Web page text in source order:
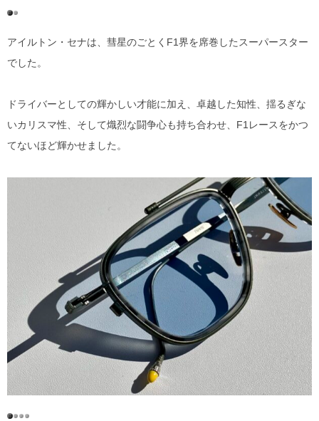
アイルトン・セナは、彗星のごとくF1界を席巻したスーパースター
でした。
ドライバーとしての輝かしい才能に加え、卓越した知性、揺るぎな
いカリスマ性、そして熾烈な闘争心も持ち合わせ、F1レースをかつ
てないほど輝かせました。